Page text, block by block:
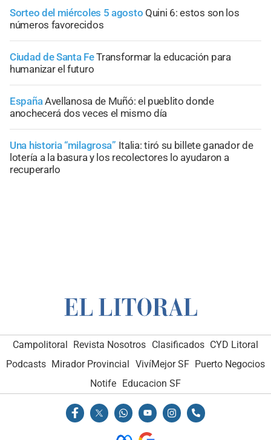
Sorteo del miércoles 5 agosto Quini 6: estos son los
números favorecidos
Ciudad de Santa FeTransformar la educación para
humanizar el futuro
EspañaAvellanosa de Muñó: el pueblito donde
anochecerá dos veces el mismo día
Una historia “milagrosa” Italia: tiró su billete ganador de
lotería a la basura y los recolectores lo ayudaron a
recuperarlo
Campolitoral Revista Nosotros Clasificados CYD Litoral
Podcasts Mirador Provincial VivíMejor SF Puerto Negocios
Notife Educacion SF